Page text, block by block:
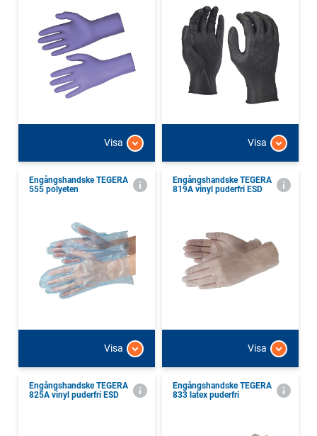
Visa Visa
Engångshandske TEGERA
555 polyeten
Visa
Engångshandske TEGERA
819A vinyl puderfri ESD
Visa
Engångshandske TEGERA
825A vinyl puderfri ESD
Engångshandske TEGERA
833 latex puderfri